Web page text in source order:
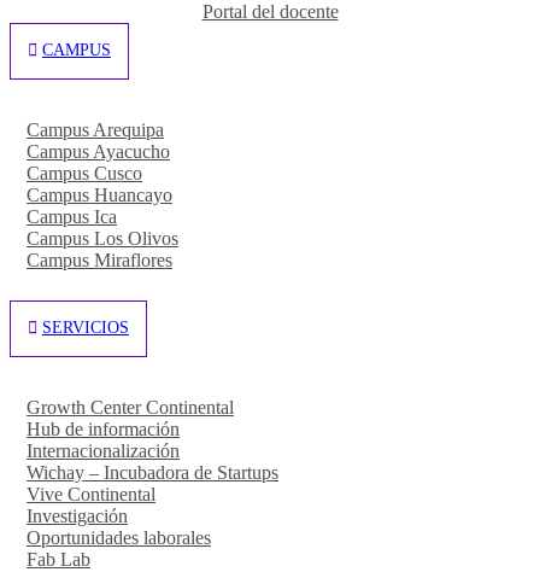
Portal del docente
CAMPUS
Campus Arequipa
Campus Ayacucho
Campus Cusco
Campus Huancayo
Campus Ica
Campus Los Olivos
Campus Miraflores
SERVICIOS
Growth Center Continental
Hub de información
Internacionalización
Wichay – Incubadora de Startups
Vive Continental
Investigación
Oportunidades laborales
Fab Lab